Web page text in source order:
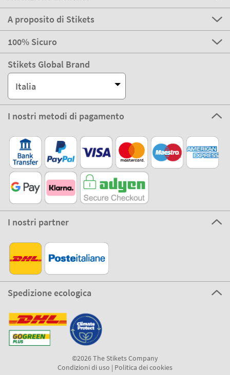
A proposito di Stikets
100% Sicuro
Stikets Global Brand
Italia
I nostri metodi di pagamento
I nostri partner
Spedizione ecologica
©2026 The Stikets Company
Condizioni di uso | Politica dei cookies